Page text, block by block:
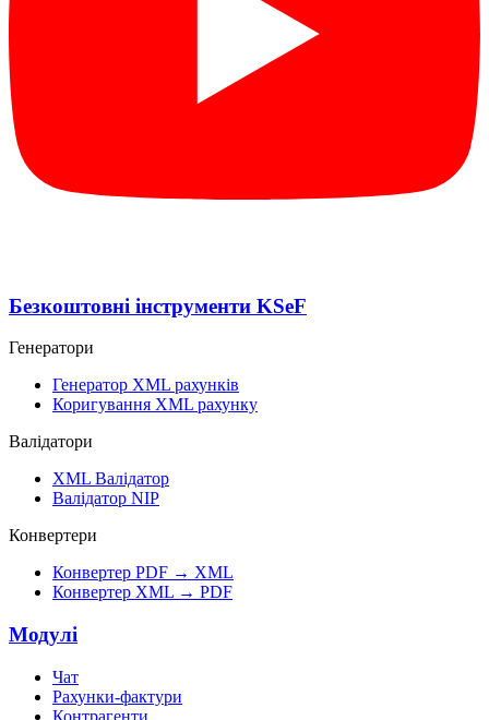
Безкоштовні інструменти KSeF
Генератори
Генератор XML рахунків
Коригування XML рахунку
Валідатори
XML Валідатор
Валідатор NIP
Конвертери
Конвертер PDF → XML
Конвертер XML → PDF
Модулі
Чат
Рахунки-фактури
Контрагенти